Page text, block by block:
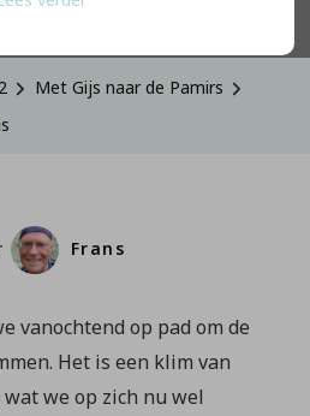
Met Gijs naar de Pamirs
Frans
vanochtend op pad om de
Het is een klim van
we op zich nu wel